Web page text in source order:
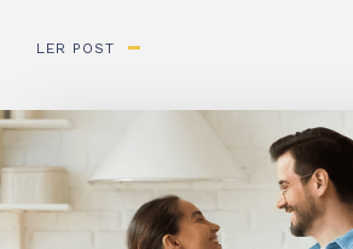
LER POST